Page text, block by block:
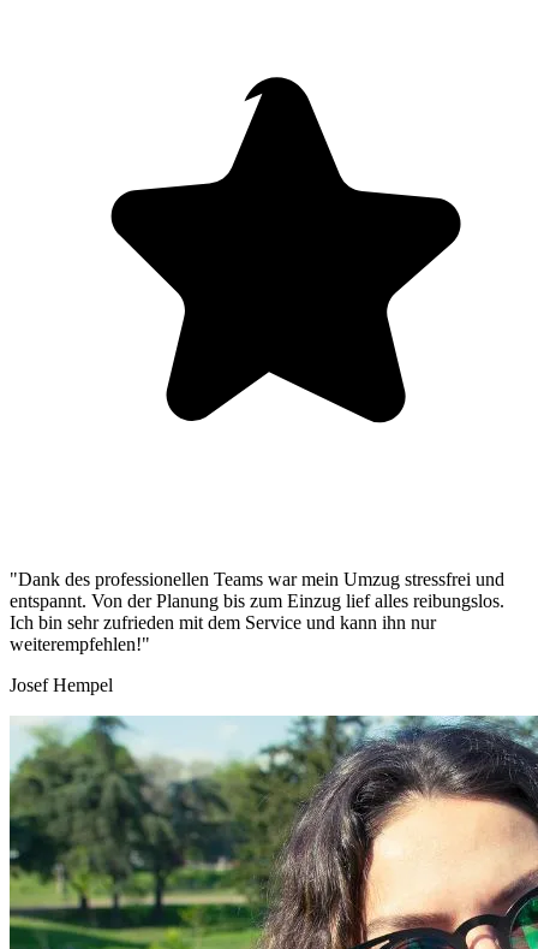
"Dank des professionellen Teams war mein Umzug stressfrei und
entspannt. Von der Planung bis zum Einzug lief alles reibungslos.
Ich bin sehr zufrieden mit dem Service und kann ihn nur
weiterempfehlen!"
Josef Hempel